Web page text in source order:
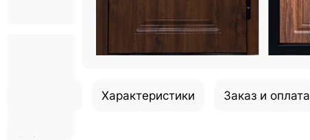
Характеристики Заказ и оплата